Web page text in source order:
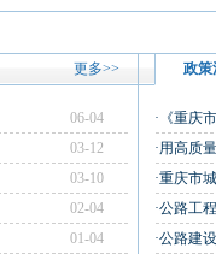
更多>>
06-04
03-12
03-10
02-04
01-04
政策
·《重庆
·用高质
·重庆市
·公路工
·公路建